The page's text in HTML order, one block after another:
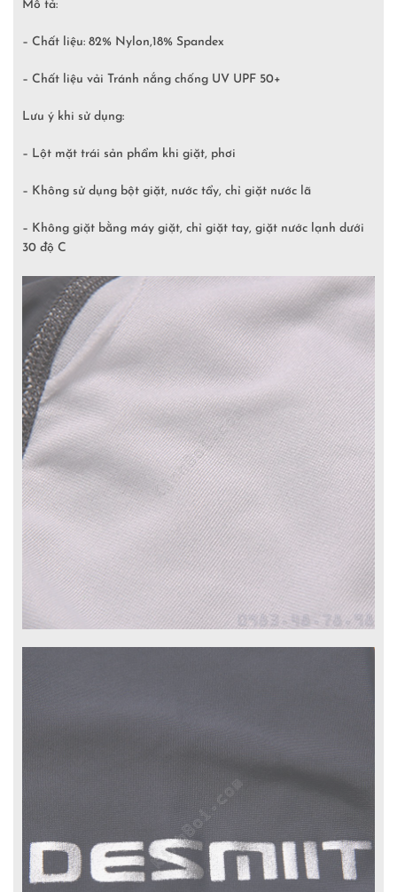
Mô tả:
– Chất liệu: 82% Nylon,18% Spandex
– Chất liệu vải Tránh nắng chống UV UPF 50+
Lưu ý khi sử dụng:
– Lột mặt trái sản phẩm khi giặt, phơi
– Không sử dụng bột giặt, nước tẩy, chỉ giặt nước lã
– Không giặt bằng máy giặt, chỉ giặt tay, giặt nước lạnh dưới
30 độ C